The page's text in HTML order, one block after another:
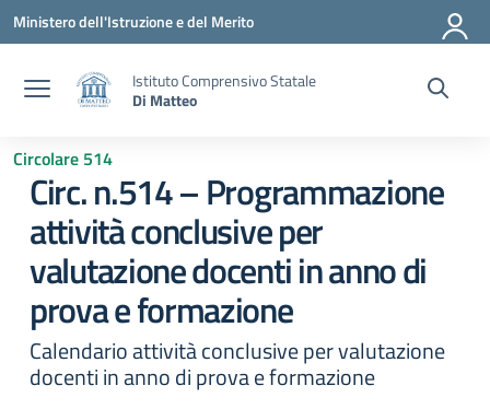
Vai ai contenuti
Vai al menu di navigazione
Vai al footer
Ministero dell'Istruzione e del Merito
Istituto Comprensivo Statale
Di Matteo
Circolare 514
Circ. n.514 – Programmazione
attività conclusive per
valutazione docenti in anno di
prova e formazione
Calendario attività conclusive per valutazione
docenti in anno di prova e formazione